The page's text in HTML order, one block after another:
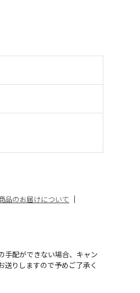
品のお届けについて
手配ができない場合、キャン
りしますので予めご了承く